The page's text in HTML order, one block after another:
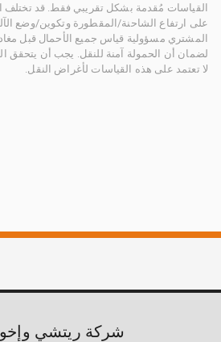
القياسات مُقدمة بشكل تقريبي فقط. قد تختلف
على ارتفاع الشاحنة/المقطورة وتكوين/وضع
المشتري مسؤولية قياس جميع الأحمال قبل
لضمان أن الحمولة آمنة للنقل. يجب أن يتحقق
لا تعتمد على هذه القياسات لأغراض النقل.
شركة ريتشي